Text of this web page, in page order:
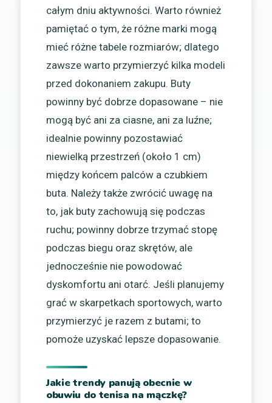
całym dniu aktywności. Warto również
pamiętać o tym, że różne marki mogą
mieć różne tabele rozmiarów; dlatego
zawsze warto przymierzyć kilka modeli
przed dokonaniem zakupu. Buty
powinny być dobrze dopasowane – nie
mogą być ani za ciasne, ani za luźne;
idealnie powinny pozostawiać
niewielką przestrzeń (około 1 cm)
między końcem palców a czubkiem
buta. Należy także zwrócić uwagę na
to, jak buty zachowują się podczas
ruchu; powinny dobrze trzymać stopę
podczas biegu oraz skrętów, ale
jednocześnie nie powodować
dyskomfortu ani otarć. Jeśli planujemy
grać w skarpetkach sportowych, warto
przymierzyć je razem z butami; to
pomoże uzyskać lepsze dopasowanie.
Jakie trendy panują obecnie w
obuwiu do tenisa na mączkę?